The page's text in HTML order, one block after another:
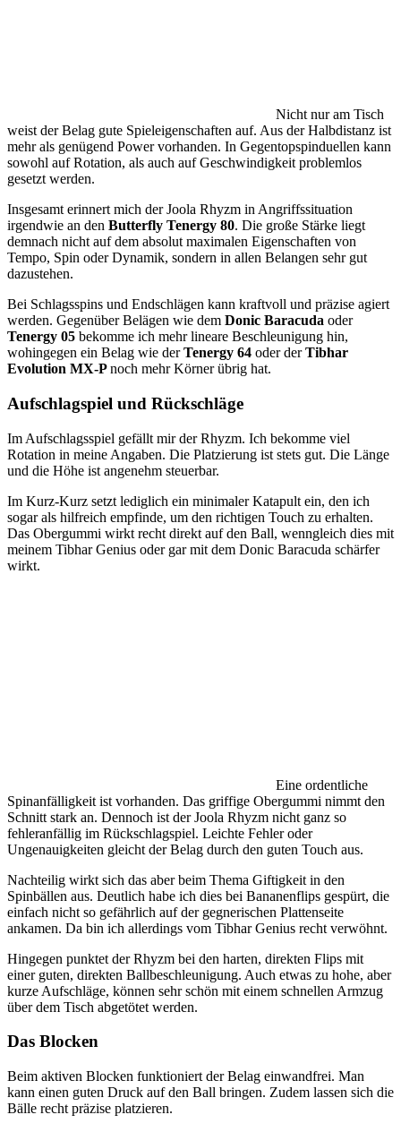
Nicht nur am Tisch
weist der Belag gute Spieleigenschaften auf. Aus der Halbdistanz ist
mehr als genügend Power vorhanden. In Gegentopspinduellen kann
sowohl auf Rotation, als auch auf Geschwindigkeit problemlos
gesetzt werden.
Insgesamt erinnert mich der Joola Rhyzm in Angriffssituation
irgendwie an den Butterfly Tenergy 80. Die große Stärke liegt
demnach nicht auf dem absolut maximalen Eigenschaften von
Tempo, Spin oder Dynamik, sondern in allen Belangen sehr gut
dazustehen.
Bei Schlagsspins und Endschlägen kann kraftvoll und präzise agiert
werden. Gegenüber Belägen wie dem Donic Baracuda oder
Tenergy 05 bekomme ich mehr lineare Beschleunigung hin,
wohingegen ein Belag wie derTenergy 64 oder derTibhar
Evolution MX-Pnoch mehr Körner übrig hat.
Aufschlagspiel und Rückschläge
Im Aufschlagsspiel gefällt mir der Rhyzm. Ich bekomme viel
Rotation in meine Angaben. Die Platzierung ist stets gut. Die Länge
und die Höhe ist angenehm steuerbar.
Im Kurz-Kurz setzt lediglich ein minimaler Katapult ein, den ich
sogar als hilfreich empfinde, um den richtigen Touch zu erhalten.
Das Obergummi wirkt recht direkt auf den Ball, wenngleich dies mit
meinem Tibhar Genius oder gar mit dem Donic Baracuda schärfer
wirkt.
Eine ordentliche
Spinanfälligkeit ist vorhanden. Das griffige Obergummi nimmt den
Schnitt stark an. Dennoch ist der Joola Rhyzm nicht ganz so
fehleranfällig im Rückschlagspiel. Leichte Fehler oder
Ungenauigkeiten gleicht der Belag durch den guten Touch aus.
Nachteilig wirkt sich das aber beim Thema Giftigkeit in den
Spinbällen aus. Deutlich habe ich dies bei Bananenflips gespürt, die
einfach nicht so gefährlich auf der gegnerischen Plattenseite
ankamen. Da bin ich allerdings vom Tibhar Genius recht verwöhnt.
Hingegen punktet der Rhyzm bei den harten, direkten Flips mit
einer guten, direkten Ballbeschleunigung. Auch etwas zu hohe, aber
kurze Aufschläge, können sehr schön mit einem schnellen Armzug
über dem Tisch abgetötet werden.
Das Blocken
Beim aktiven Blocken funktioniert der Belag einwandfrei. Man
kann einen guten Druck auf den Ball bringen. Zudem lassen sich die
Bälle recht präzise platzieren.